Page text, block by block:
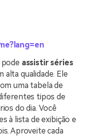
assistir séries
alta qualidade. Ele
uma tabela de
tipos de
do dia. Você
à lista de exibição e
Aproveite cada